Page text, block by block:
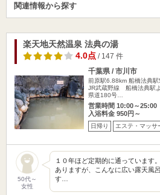
関連情報から探す
楽天地天然温泉 法典の湯
4.0点/ 147 件
千葉県 / 市川市
前原駅6.88km 船橋法典
JR武蔵野線 船橋法典駅
県道180号…
営業時間 10:00～25:00
入浴料金 950円～
日帰り エステ・マッサ
50代～
女性
１０年ほど定期的に通っています
ありますが、こんなに広い露天風
す…